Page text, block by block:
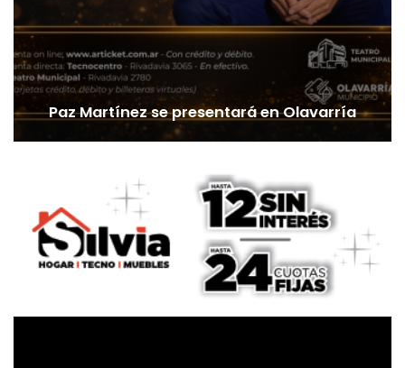
Paz Martínez se presentará en Olavarría